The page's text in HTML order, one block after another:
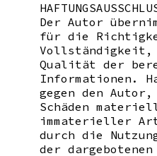
Der Autor
für die
Vollständigkeit,
Qualität der
Informationen.
gegen den
Schäden
immaterieller
durch die
der